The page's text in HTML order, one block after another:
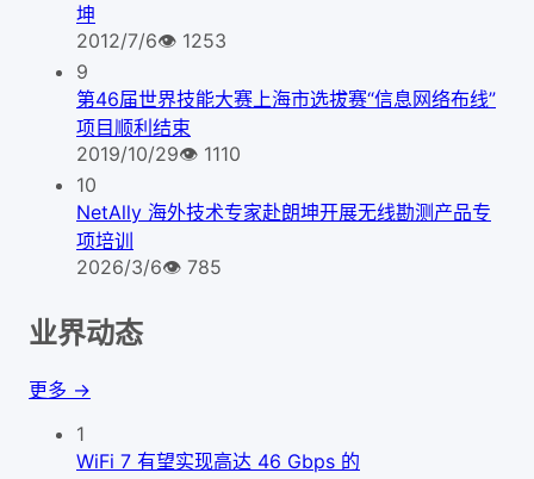
坤
2012/7/6👁 1253
9
第46届世界技能大赛上海市选拔赛“信息网络布线”
项目顺利结束
2019/10/29👁 1110
10
NetAlly 海外技术专家赴朗坤开展无线勘测产品专
项培训
2026/3/6👁 785
业界动态
更多 →
1
WiFi 7 有望实现高达 46 Gbps 的